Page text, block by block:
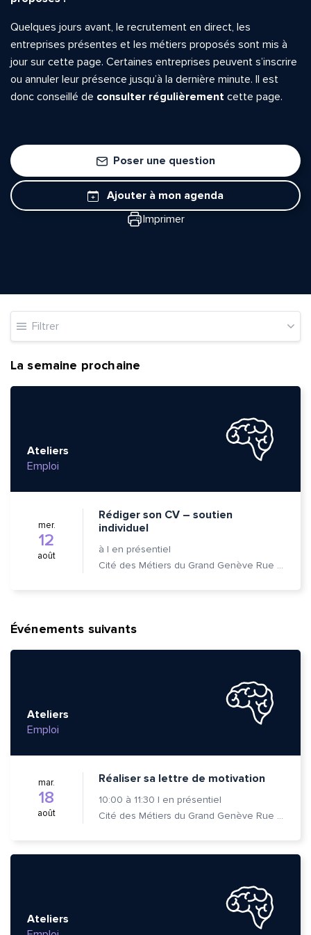
Quelques jours avant, le recrutement en direct, les
entreprises présentes et les métiers proposés sont mis à
jour sur cette page. Certaines entreprises peuvent s’inscrire
ou annuler leur présence jusqu’à la dernière minute. Il est
donc conseillé de consulter régulièrement cette page.
Poser une question
Ajouter à mon agenda
Imprimer
Filtrer
La semaine prochaine
Ateliers
Emploi
mer.
12
août
Rédiger son CV – soutien
individuel
à | en présentiel
Cité des Métiers du Grand Genève Rue Prévost-Martin 6 1205 Genève
Événements suivants
Ateliers
Emploi
mar.
18
août
Réaliser sa lettre de motivation
10:00 à 11:30 | en présentiel
Cité des Métiers du Grand Genève Rue Prévost-Martin 6 1205 Genève
Ateliers
Quelle est la pertinence de cette page?